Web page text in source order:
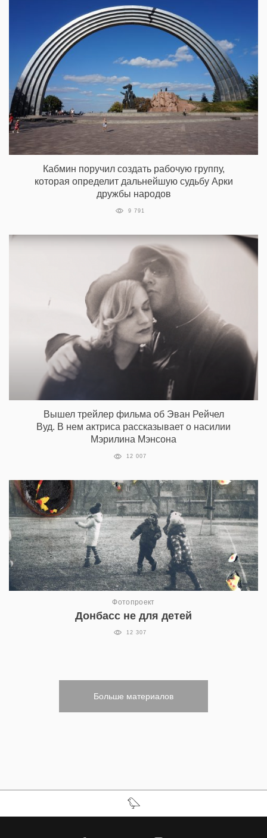
Кабмин поручил создать рабочую группу,
которая определит дальнейшую судьбу Арки
дружбы народов
9 791
Вышел трейлер фильма об Эван Рейчел
Вуд. В нем актриса рассказывает о насилии
Мэрилина Мэнсона
12 007
Фотопроект
Донбасс не для детей
12 307
Больше материалов